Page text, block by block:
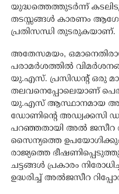
യുദ്ധത്തെത്തുടര്‍ന്ന്
തടസ്സങ്ങള്‍ കാരണം
പ്രതിസന്ധി തുടരുകയാണ്.
അതേസമയം,
പരാമര്‍ശത്തില്‍
യു.എസ്. പ്രസിഡന്റ് ഒരു
തലവനെപ്പോലെയാണ്
യു.എസ് ആസ്ഥാനമായ
ഡോണിന്റെ അഡ്വക്കസി
പറഞ്ഞതായി അല്‍ ജസീറ
സൈന്യത്തെ
രാജ്യത്തെ
ചട്ടങ്ങള്‍ പ്രകാരം
ഉദ്ധരിച്ച് അല്‍ജസീറ